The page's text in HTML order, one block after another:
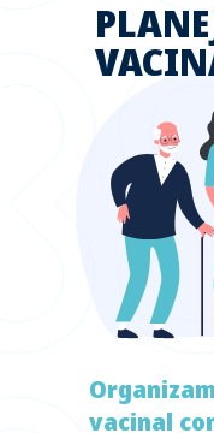
vacinal